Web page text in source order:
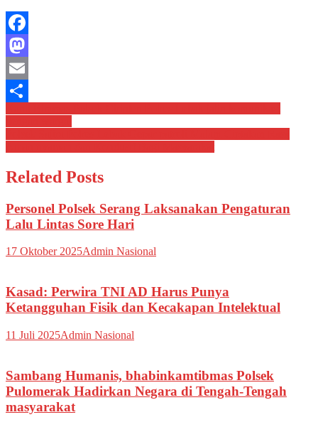
Facebook
Mastodon
Email
Share
Navigasi
pos
Related Posts
Personel Polsek Serang Laksanakan Pengaturan
Lalu Lintas Sore Hari
17 Oktober 2025Admin Nasional
Kasad: Perwira TNI AD Harus Punya
Ketangguhan Fisik dan Kecakapan Intelektual
11 Juli 2025Admin Nasional
Sambang Humanis, bhabinkamtibmas Polsek
Pulomerak Hadirkan Negara di Tengah-Tengah
masyarakat